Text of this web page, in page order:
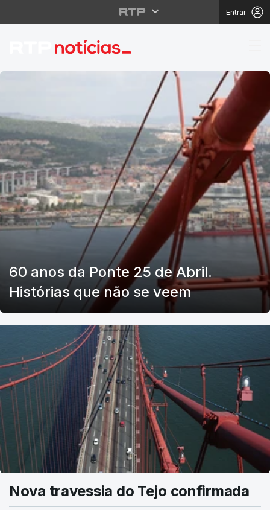
Entrar
RTP Notícias
60 anos da Ponte 25 de Abril.
Histórias que não se veem
Nova travessia do Tejo confirmada